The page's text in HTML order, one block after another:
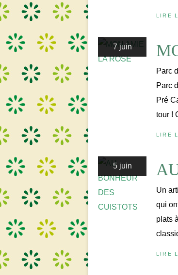
LIRE
7 juin
Parc
Parc
Pré
tour !
LIRE
5 juin
Un
qui
plats
LIRE